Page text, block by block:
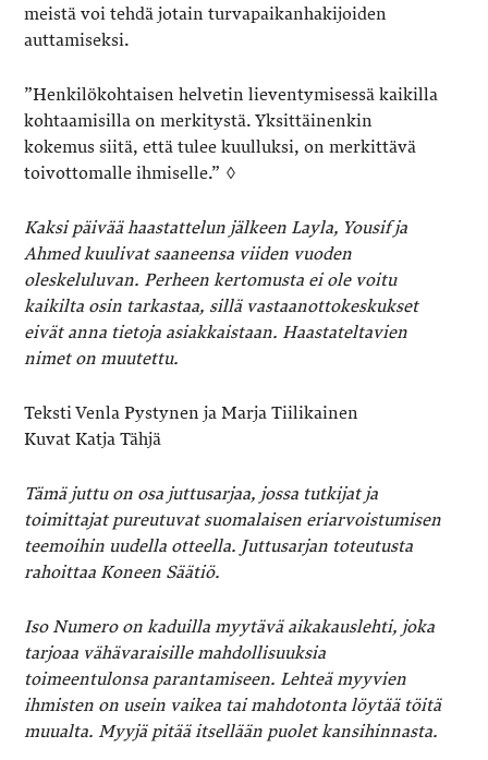
meistä voi tehdä jotain turvapaikanhakijoiden
auttamiseksi.
”Henkilökohtaisen helvetin lieventymisessä kaikilla
kohtaamisilla on merkitystä. Yksittäinenkin
kokemus siitä, että tulee kuulluksi, on merkittävä
toivottomalle ihmiselle.” ◊
Kaksi päivää haastattelun jälkeen Layla, Yousif ja
Ahmed kuulivat saaneensa viiden vuoden
oleskeluluvan. Perheen kertomusta ei ole voitu
kaikilta osin tarkastaa, sillä vastaanottokeskukset
eivät anna tietoja asiakkaistaan. Haastateltavien
nimet on muutettu.
Teksti Venla Pystynen ja Marja Tiilikainen
Kuvat Katja Tähjä
Tämä juttu on osa juttusarjaa, jossa tutkijat ja
toimittajat pureutuvat suomalaisen eriarvoistumisen
teemoihin uudella otteella. Juttusarjan toteutusta
rahoittaa Koneen Säätiö.
Iso Numero on kaduilla myytävä aikakauslehti, joka
tarjoaa vähävaraisille mahdollisuuksia
toimeentulonsa parantamiseen. Lehteä myyvien
ihmisten on usein vaikea tai mahdotonta löytää töitä
muualta. Myyjä pitää itsellään puolet kansihinnasta.